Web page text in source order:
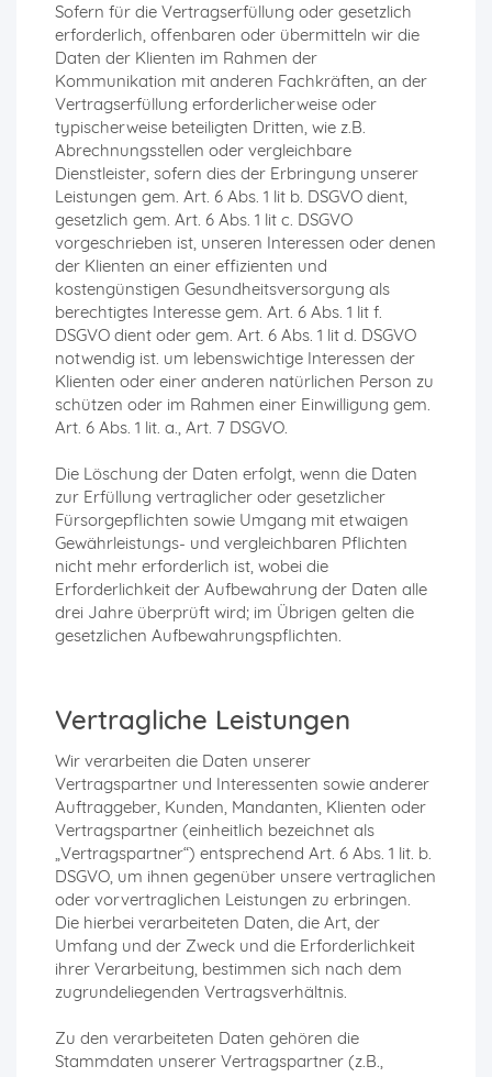
Sofern für die Vertragserfüllung oder gesetzlich
erforderlich, offenbaren oder übermitteln wir die
Daten der Klienten im Rahmen der
Kommunikation mit anderen Fachkräften, an der
Vertragserfüllung erforderlicherweise oder
typischerweise beteiligten Dritten, wie z.B.
Abrechnungsstellen oder vergleichbare
Dienstleister, sofern dies der Erbringung unserer
Leistungen gem. Art. 6 Abs. 1 lit b. DSGVO dient,
gesetzlich gem. Art. 6 Abs. 1 lit c. DSGVO
vorgeschrieben ist, unseren Interessen oder denen
der Klienten an einer effizienten und
kostengünstigen Gesundheitsversorgung als
berechtigtes Interesse gem. Art. 6 Abs. 1 lit f.
DSGVO dient oder gem. Art. 6 Abs. 1 lit d. DSGVO
notwendig ist. um lebenswichtige Interessen der
Klienten oder einer anderen natürlichen Person zu
schützen oder im Rahmen einer Einwilligung gem.
Art. 6 Abs. 1 lit. a., Art. 7 DSGVO.
Die Löschung der Daten erfolgt, wenn die Daten
zur Erfüllung vertraglicher oder gesetzlicher
Fürsorgepflichten sowie Umgang mit etwaigen
Gewährleistungs- und vergleichbaren Pflichten
nicht mehr erforderlich ist, wobei die
Erforderlichkeit der Aufbewahrung der Daten alle
drei Jahre überprüft wird; im Übrigen gelten die
gesetzlichen Aufbewahrungspflichten.
Vertragliche Leistungen
Wir verarbeiten die Daten unserer
Vertragspartner und Interessenten sowie anderer
Auftraggeber, Kunden, Mandanten, Klienten oder
Vertragspartner (einheitlich bezeichnet als
„Vertragspartner“) entsprechend Art. 6 Abs. 1 lit. b.
DSGVO, um ihnen gegenüber unsere vertraglichen
oder vorvertraglichen Leistungen zu erbringen.
Die hierbei verarbeiteten Daten, die Art, der
Umfang und der Zweck und die Erforderlichkeit
ihrer Verarbeitung, bestimmen sich nach dem
zugrundeliegenden Vertragsverhältnis.
Zu den verarbeiteten Daten gehören die
Stammdaten unserer Vertragspartner (z.B.,